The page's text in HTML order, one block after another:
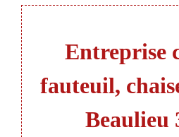
Entreprise
fauteuil,
Beaulieu